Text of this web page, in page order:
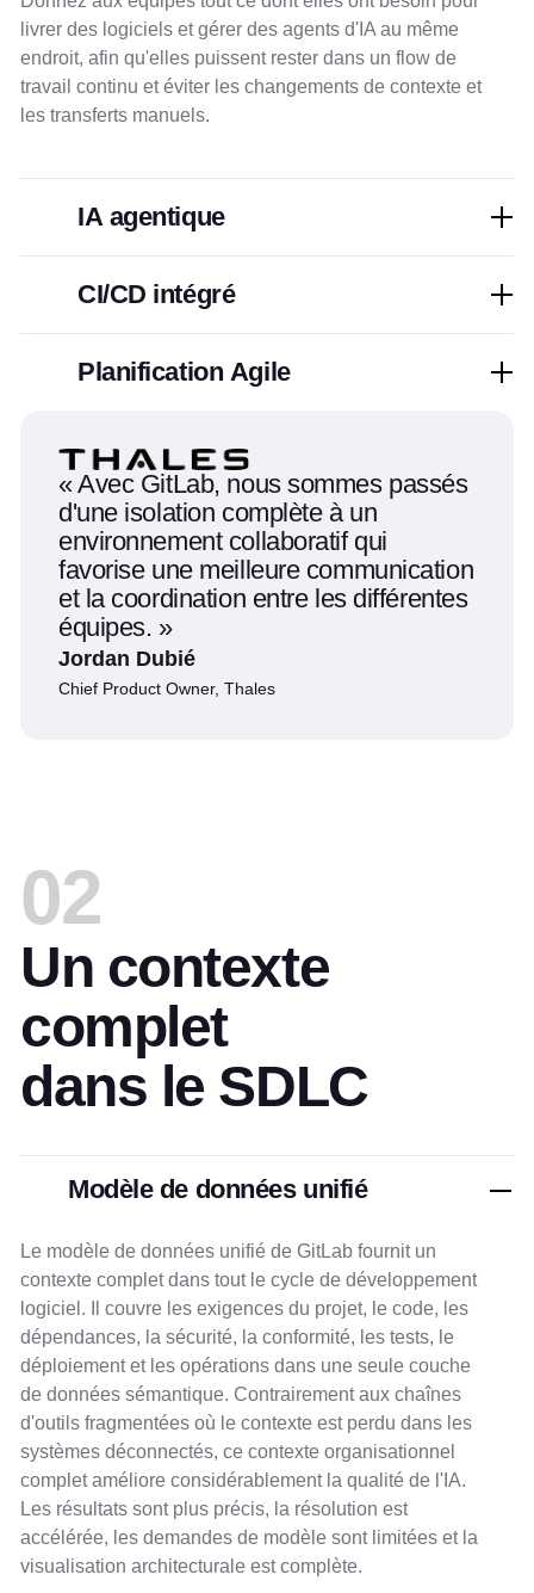
livrer des logiciels et gérer des agents d'IA au même
endroit, afin qu'elles puissent rester dans un flow de
travail continu et éviter les changements de contexte et
les transferts manuels.
IA agentique
CI/CD intégré
Planification Agile
Avec GitLab, nous sommes passés
d'une isolation complète à un
environnement collaboratif qui
favorise une meilleure communication
et la coordination entre les différentes
équipes.
Jordan Dubié
Chief Product Owner, Thales
02
Un contexte
complet
dans le SDLC
Modèle de données unifié
Le modèle de données unifié de GitLab fournit un
contexte complet dans tout le cycle de développement
logiciel. Il couvre les exigences du projet, le code, les
dépendances, la sécurité, la conformité, les tests, le
déploiement et les opérations dans une seule couche
de données sémantique. Contrairement aux chaînes
d'outils fragmentées où le contexte est perdu dans les
systèmes déconnectés, ce contexte organisationnel
complet améliore considérablement la qualité de l'IA.
Les résultats sont plus précis, la résolution est
accélérée, les demandes de modèle sont limitées et la
visualisation architecturale est complète.